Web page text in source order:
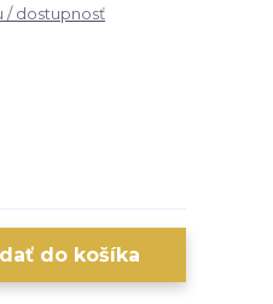
/ dostupnosť
do košíka